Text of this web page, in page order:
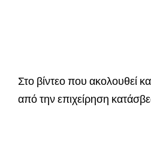
Στο βίντεο που ακολουθεί
από την επιχείρηση